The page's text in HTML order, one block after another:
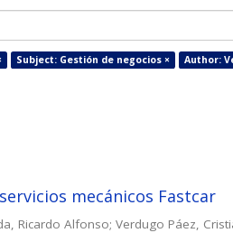
Subject: Gestión de negocios ×
Author:
mecánicos Fastcar
Ricardo Alfonso;Verdugo Páez,